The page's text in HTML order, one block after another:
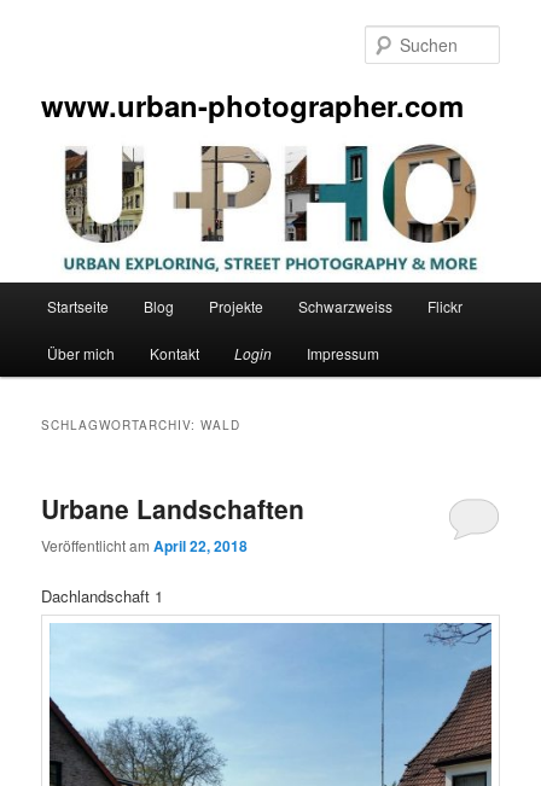
www.urban-photographer.com
Startseite Blog Projekte Schwarzweiss Flickr
Über mich Kontakt Login Impressum
SCHLAGWORTARCHIV:WALD
Urbane Landschaften
Veröffentlicht amApril 22, 2018
Dachlandschaft 1